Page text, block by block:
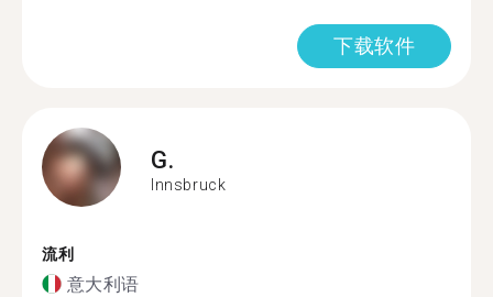
下载软件
G.
Innsbruck
流利
意大利语